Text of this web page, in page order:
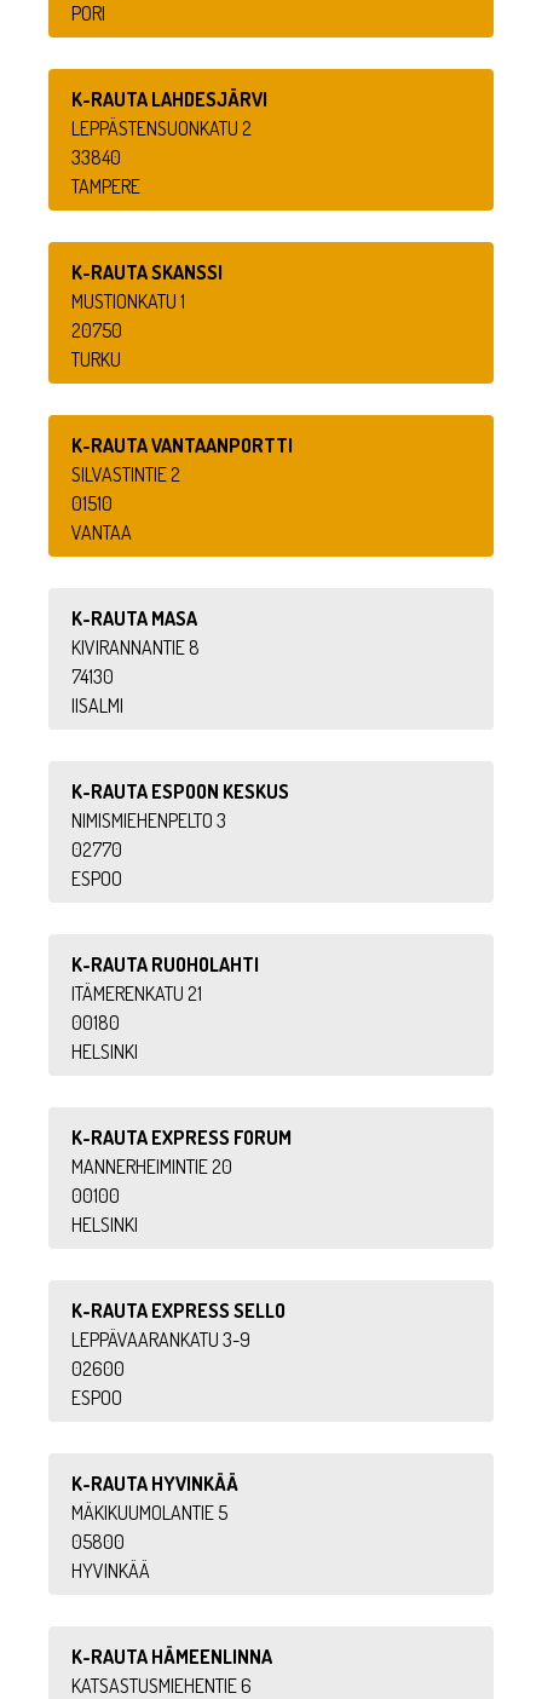
PORI
K-RAUTA LAHDESJÄRVI
LEPPÄSTENSUONKATU 2
33840
TAMPERE
K-RAUTA SKANSSI
MUSTIONKATU 1
20750
TURKU
K-RAUTA VANTAANPORTTI
SILVASTINTIE 2
01510
VANTAA
K-RAUTA MASA
KIVIRANNANTIE 8
74130
IISALMI
K-RAUTA ESPOON KESKUS
NIMISMIEHENPELTO 3
02770
ESPOO
K-RAUTA RUOHOLAHTI
ITÄMERENKATU 21
00180
HELSINKI
K-RAUTA EXPRESS FORUM
MANNERHEIMINTIE 20
00100
HELSINKI
K-RAUTA EXPRESS SELLO
LEPPÄVAARANKATU 3-9
02600
ESPOO
K-RAUTA HYVINKÄÄ
MÄKIKUUMOLANTIE 5
05800
HYVINKÄÄ
K-RAUTA HÄMEENLINNA
KATSASTUSMIEHENTIE 6